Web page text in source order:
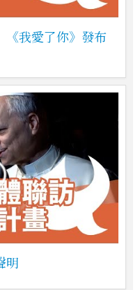
《我愛了你》發布
明